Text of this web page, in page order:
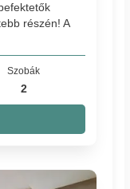
részén! A
Szobák
2